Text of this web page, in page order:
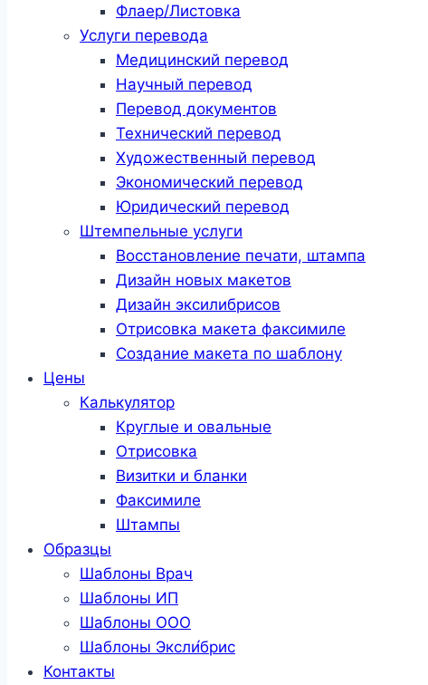
Флаер/Листовка
Услуги перевода
Медицинский перевод
Научный перевод
Перевод документов
Технический перевод
Художественный перевод
Экономический перевод
Юридический перевод
Штемпельные услуги
Восстановление печати, штампа
Дизайн новых макетов
Дизайн эксилибрисов
Отрисовка макета факсимиле
Создание макета по шаблону
Цены
Калькулятор
Круглые и овальные
Отрисовка
Визитки и бланки
Факсимиле
Штампы
Образцы
Шаблоны Врач
Шаблоны ИП
Шаблоны ООО
Шаблоны Эксли́брис
Контакты